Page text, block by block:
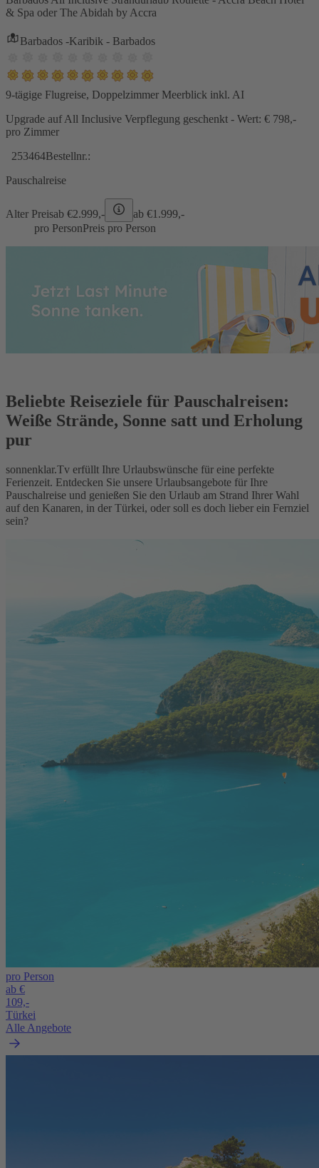
& Spa oder The Abidah by Accra
Barbados -Karibik - Barbados
9-tägige Flugreise, Doppelzimmer Meerblick inkl. AI
Upgrade auf All Inclusive Verpflegung geschenkt - Wert: € 798,-
pro Zimmer
253464Bestellnr.:
Pauschalreise
Alter Preisab €2.999,- ab €1.999,-
pro PersonPreis pro Person
Beliebte Reiseziele für Pauschalreisen:
Weiße Strände, Sonne satt und Erholung
pur
sonnenklar.Tv erfüllt Ihre Urlaubswünsche für eine perfekte
Ferienzeit. Entdecken Sie unsere Urlaubsangebote für Ihre
Pauschalreise und genießen Sie den Urlaub am Strand Ihrer Wahl
auf den Kanaren, in der Türkei, oder soll es doch lieber ein Fernziel
sein?
pro Person
ab €
109,-
Türkei
Alle Angebote